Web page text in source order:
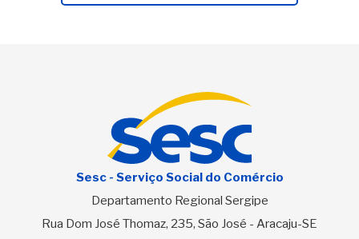
Sesc - Serviço Social do Comércio
Departamento Regional Sergipe
Rua Dom José Thomaz, 235, São José - Aracaju-SE